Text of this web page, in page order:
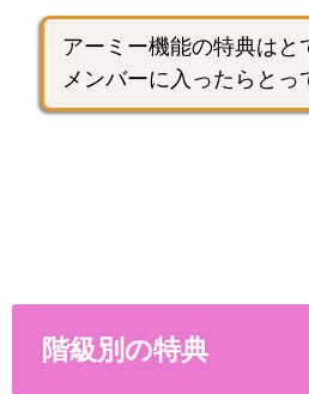
アーミー機能の特典はと
メンバーに入ったらとっ
階級別の特典